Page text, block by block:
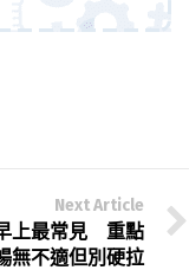
Next Article
上最常見 重點
無不適但別硬拉